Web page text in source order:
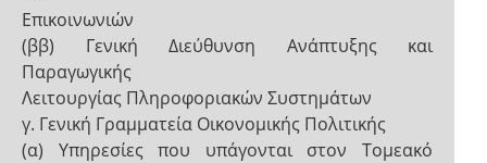
Επικοινωνιών
(ββ) Γενική Διεύθυνση Ανάπτυξης και
Παραγωγικής
Λειτουργίας Πληροφοριακών Συστημάτων
γ. Γενική Γραμματεία Οικονομικής Πολιτικής
(α) Υπηρεσίες που υπάγονται στον Τομεακό